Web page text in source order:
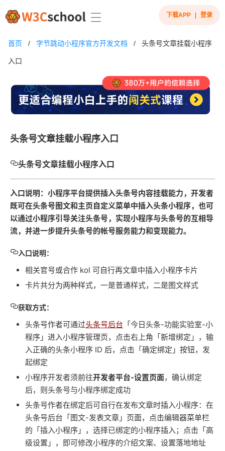
下载APP 登录
首页 / 字节跳动小程序官方开发文档 / 头条号文章挂载小程序
入口
头条号文章挂载小程序入口
头条号文章挂载小程序入口
入口说明：小程序平台提供插入头条号内容挂载能力，开发者
既可在头条号图文和主页自定义菜单中插入头条小程序，也可
以通过小程序引导关注头条号，实现小程序与头条号的互相导
流，并进一步提升头条号的帐号服务能力和变现能力。
入口说明：
相关官号或合作 kol 可自行再文章中插入小程序卡片
卡片共分为两种样式，一是普通样式，二是图文样式
获取方式：
头条号作者可通过头条号后台 「今日头条-功能实验室-小
程序」进入小程序管理页，点击右上角「新增绑定」，输
入正确的头条小程序 ID 后，点击「确定绑定」按钮，发
起绑定
小程序开发者须前往开发者平台-设置页面，确认绑定
后，则头条号与小程序绑定成功
头条号作者在绑定后可自行在发布文章时插入小程序：在
头条号后台「图文-发表文章」页面，点击编辑器菜单栏
的「插入小程序」，选择已绑定的小程序插入；点击「高
级设置」，即可修改小程序的介绍文案、设置落地地址